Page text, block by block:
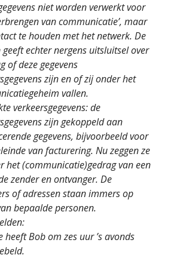
niet worden verwerkt voor
van communicatie’, maar
te houden met het netwerk. De
echter nergens uitsluitsel over
of deze gegevens
zijn en of zij onder het
vallen.
verkeersgegevens: de
zijn gekoppeld aan
gegevens, bijvoorbeeld voor
van facturering. Nu zeggen ze
het (communicatie)gedrag van een
zender en ontvanger. De
of adressen staan immers op
bepaalde personen.
heeft Bob om zes uur ’s avonds